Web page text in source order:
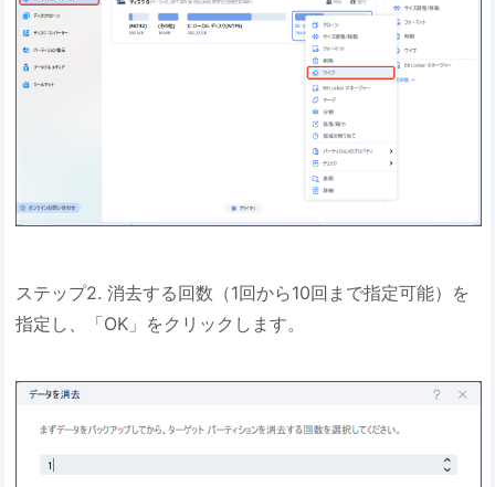
ステップ2. 消去する回数（1回から10回まで指定可能）を
指定し、「OK」をクリックします。